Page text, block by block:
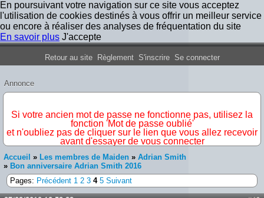
En poursuivant votre navigation sur ce site vous acceptez
l'utilisation de cookies destinés à vous offrir un meilleur service
ou encore à réaliser des analyses de fréquentation du site
En savoir plus J'accepte
Forum Iron Maiden France
Retour au site Règlement S'inscrire Se connecter
Annonce
Si votre ancien mot de passe ne fonctionne pas, utilisez la
fonction 'Mot de passe oublié'
et n'oubliez pas de cliquer sur le lien que vous allez recevoir
avant d'essayer de vous connecter
Accueil » Les membres de Maiden » Adrian Smith
» Bon anniversaire Adrian Smith 2016
Pages: Précédent 1 2 3 4 5 Suivant